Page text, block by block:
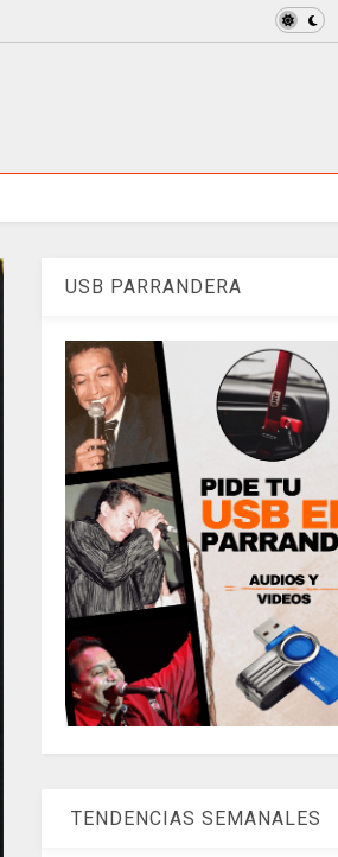
USB PARRANDERA
TENDENCIAS SEMANALES